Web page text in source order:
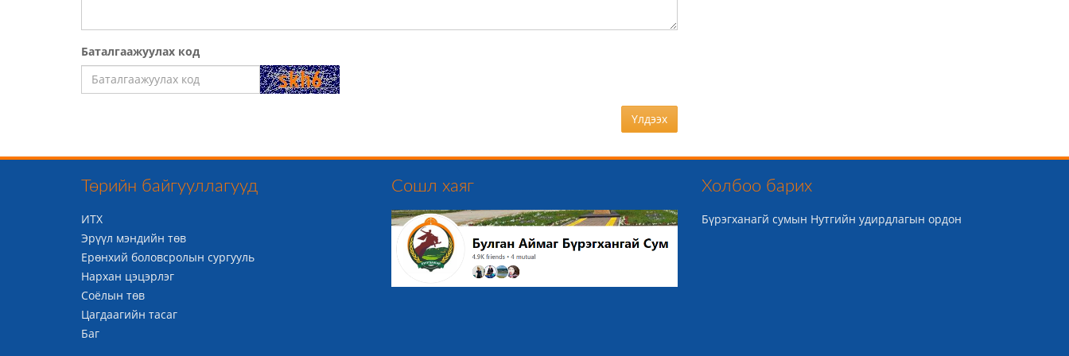
Баталгаажуулах код
Үлдээх
Төрийн байгууллагууд
ИТХ
Эрүүл мэндийн төв
Ерөнхий боловсролын сургууль
Нархан цэцэрлэг
Соёлын төв
Цагдаагийн тасаг
Баг
Сошл хаяг Холбоо барих
Бүрэгханагй сумын Нутгийн удирдлагын ордон